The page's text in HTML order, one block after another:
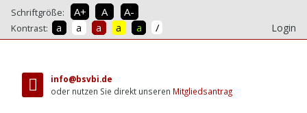
Schriftgröße: A+ A A-
Kontrast: a a a a a / Login
info@bsvbi.de
oder nutzen Sie direkt unseren Mitgliedsantrag
zum